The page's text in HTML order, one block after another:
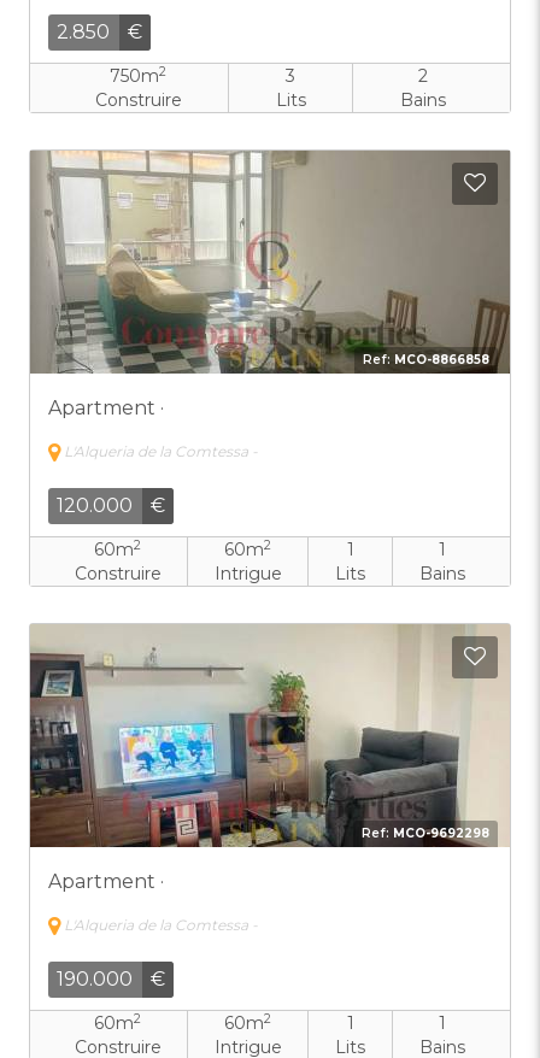
2.850 €
750m2
Construire
3
Lits
2
Bains
Ref: MCO-8866858
Apartment ·
L'Alqueria de la Comtessa -
120.000 €
60m2
Construire
60m2
Intrigue
1
Lits
1
Bains
Ref: MCO-9692298
Apartment ·
L'Alqueria de la Comtessa -
190.000 €
60m2
Construire
60m2
Intrigue
1
Lits
1
Bains